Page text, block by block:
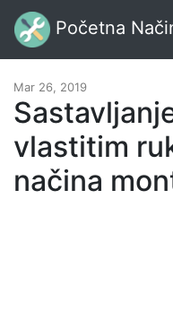
Početna
Mar 26, 2019
vlastitim
načina